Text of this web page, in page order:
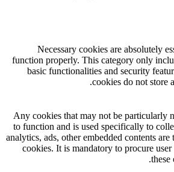
Necessary cookies are absolutely
function properly. This category only
basic functionalities and security
cookies do not store
Any cookies that may not be particularly
to function and is used specifically to
analytics, ads, other embedded contents are
cookies. It is mandatory to procure
these